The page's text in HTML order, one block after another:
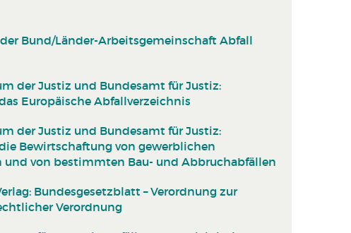
Bund/Länder-Arbeitsgemeinschaft Abfall
der Justiz und Bundesamt für Justiz:
Europäische Abfallverzeichnis
der Justiz und Bundesamt für Justiz:
Bewirtschaftung von gewerblichen
und von bestimmten Bau- und Abbruchabfällen
Bundesgesetzblatt – Verordnung zur
Verordnung